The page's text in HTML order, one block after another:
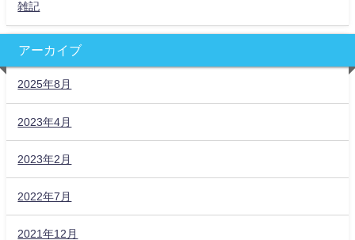
雑記
アーカイブ
2025年8月
2023年4月
2023年2月
2022年7月
2021年12月